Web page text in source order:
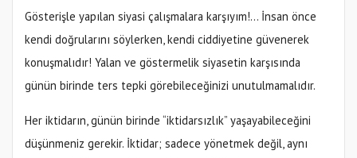
Gösterişle yapılan siyasi çalışmalara karşıyım!... İnsan önce
kendi doğrularını söylerken, kendi ciddiyetine güvenerek
konuşmalıdır! Yalan ve göstermelik siyasetin karşısında
günün birinde ters tepki görebileceğinizi unutulmamalıdır.
Her iktidarın, günün birinde “iktidarsızlık” yaşayabileceğini
düşünmeniz gerekir. İktidar; sadece yönetmek değil, aynı